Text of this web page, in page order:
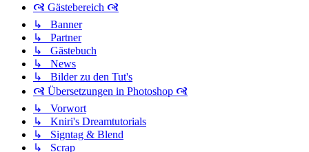
🙧 Gästebereich 🙧
↳ Banner
↳ Partner
↳ Gästebuch
↳ News
↳ Bilder zu den Tut's
🙧 Übersetzungen in Photoshop 🙧
↳ Vorwort
↳ Kniri's Dreamtutorials
↳ Signtag & Blend
↳ Scrap